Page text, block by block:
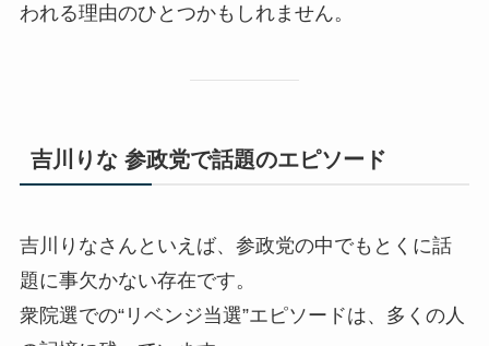
われる理由のひとつかもしれません。
吉川りな 参政党で話題のエピソード
吉川りなさんといえば、参政党の中でもとくに話
題に事欠かない存在です。
衆院選での“リベンジ当選”エピソードは、多くの人